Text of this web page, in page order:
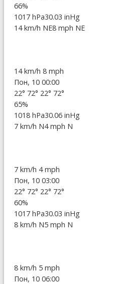
66%
1017 hPa30.03 inHg
14 km/h NE8 mph NE
14 km/h 8 mph
Пон, 10 00:00
22° 72° 22° 72°
65%
1018 hPa30.06 inHg
7 km/h N4 mph N
7 km/h 4 mph
Пон, 10 03:00
22° 72° 22° 72°
60%
1017 hPa30.03 inHg
8 km/h N5 mph N
8 km/h 5 mph
Пон, 10 06:00